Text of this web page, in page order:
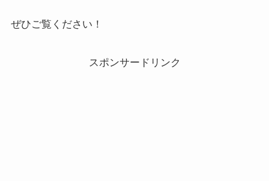
ぜひご覧ください！
スポンサードリンク